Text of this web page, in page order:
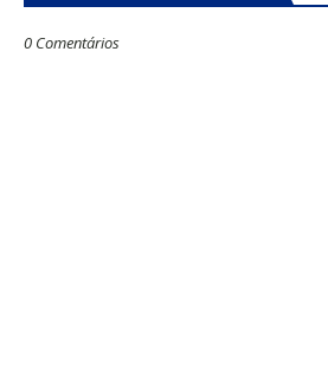
0 Comentários